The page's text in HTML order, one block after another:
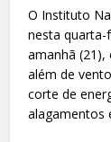
O Instituto
nesta quarta-
amanhã
além de
corte de
alagamentos